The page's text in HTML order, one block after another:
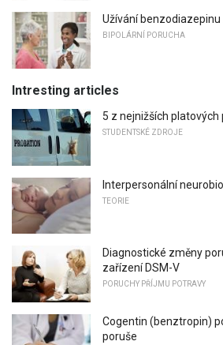
Užívání
BIPOLÁRNÍ PORUCHA
Intresting articles
5 z nejnižších
STUDENTSKÉ ZDROJE
Interpersonální
TEORIE
Diagnostické změny
zařízení DSM-V
PORUCHY PŘÍJMU POTRAVY
Cogentin (benztropin)
poruše